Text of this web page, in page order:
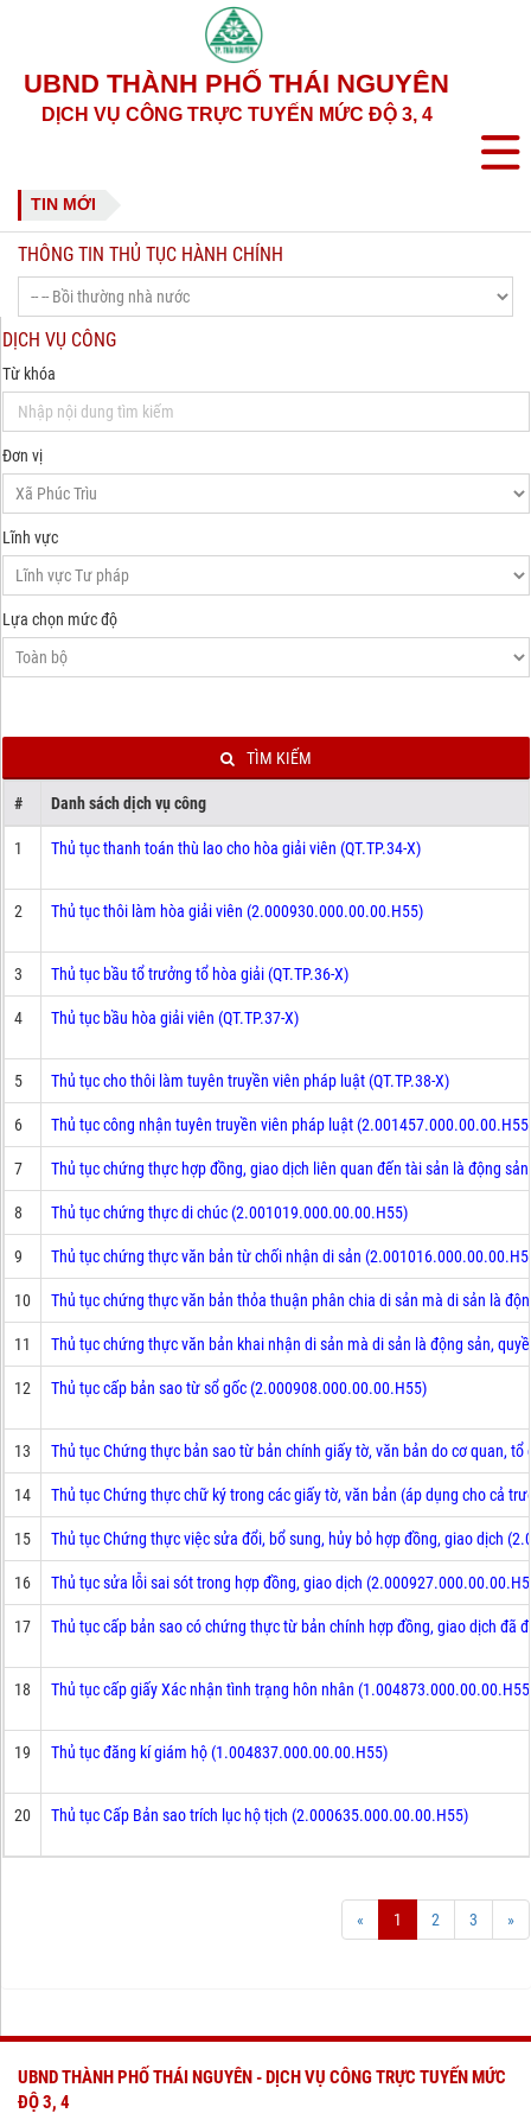
UBND THÀNH PHỐ THÁI NGUYÊN
DỊCH VỤ CÔNG TRỰC TUYẾN MỨC ĐỘ 3, 4
TIN MỚI
THÔNG TIN THỦ TỤC HÀNH CHÍNH
DỊCH VỤ CÔNG
Từ khóa
Đơn vị
Lĩnh vực
Lựa chọn mức độ
TÌM KIẾM
# Danh sách dịch vụ công
1 Thủ tục thanh toán thù lao cho hòa giải viên (QT.TP.34-X)
2 Thủ tục thôi làm hòa giải viên (2.000930.000.00.00.H55)
3 Thủ tục bầu tổ trưởng tổ hòa giải (QT.TP.36-X)
4 Thủ tục bầu hòa giải viên (QT.TP.37-X)
5 Thủ tục cho thôi làm tuyên truyền viên pháp luật (QT.TP.38-X)
6 Thủ tục công nhận tuyên truyền viên pháp luật
7 Thủ tục chứng thực hợp đồng, giao dịch liên quan đến tài sản là động
8 Thủ tục chứng thực di chúc (2.001019.000.00.00.H55)
9 Thủ tục chứng thực văn bản từ chối nhận di sản
10 Thủ tục chứng thực văn bản thỏa thuận phân chia di sản mà di sản là
11 Thủ tục chứng thực văn bản khai nhận di sản mà di sản là động sản,
12 Thủ tục cấp bản sao từ sổ gốc (2.000908.000.00.00.H55)
13 Thủ tục Chứng thực bản sao từ bản chính giấy tờ, văn bản do cơ quan,
14 Thủ tục Chứng thực chữ ký trong các giấy tờ, văn bản (áp dụng cho cả
15 Thủ tục Chứng thực việc sửa đổi, bổ sung, hủy bỏ hợp đồng, giao dịch
16 Thủ tục sửa lỗi sai sót trong hợp đồng, giao dịch
17 Thủ tục cấp bản sao có chứng thực từ bản chính hợp đồng, giao dịch
18 Thủ tục cấp giấy Xác nhận tình trạng hôn nhân
19 Thủ tục đăng kí giám hộ (1.004837.000.00.00.H55)
20 Thủ tục Cấp Bản sao trích lục hộ tịch (2.000635.000.00.00.H55)
« 1 2 3 »
UBND THÀNH PHỐ THÁI NGUYÊN - DỊCH VỤ CÔNG TRỰC TUYẾN MỨC
ĐỘ 3, 4